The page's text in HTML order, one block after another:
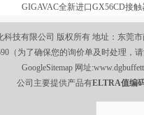
GIGAVAC全新进口GX56CD接触
科技有限公司 版权所有 地址：东莞
（为了确保您的询价单及时处理，
GoogleSitemap 网址:
公司主要提供产品有ELTRA值编